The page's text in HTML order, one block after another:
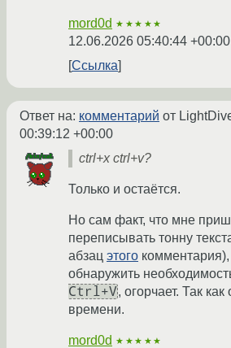
mord0d ★★★★★
12.06.2026 05:40:44 +00:00
Ссылка
Ответ на: комментарий от
00:39:12 +00:00
ctrl+x ctrl+v?
Только и остаётся.
Но сам факт, что мне
переписывать тонну
абзац этого
обнаружить
Ctrl+V, огорчает. Так
времени.
mord0d ★★★★★